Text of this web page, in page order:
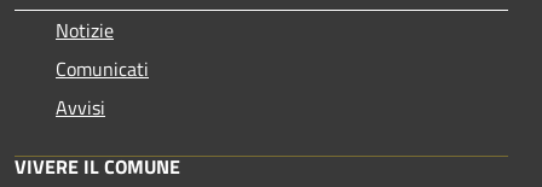
Notizie
Comunicati
Avvisi
VIVERE IL COMUNE